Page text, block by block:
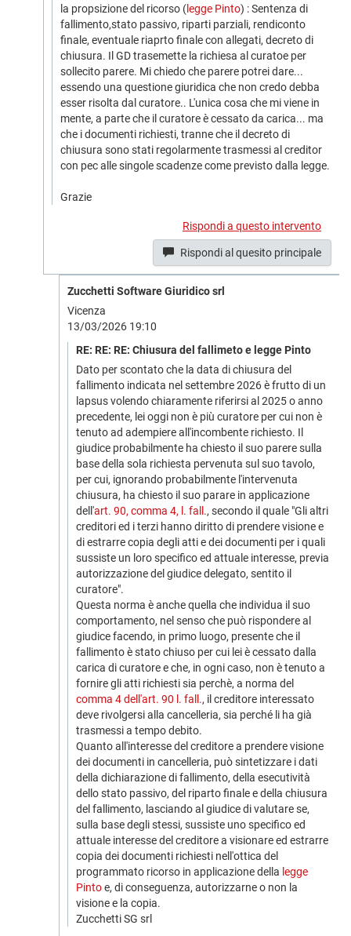
la propsizione del ricorso (legge Pinto) : Sentenza di
fallimento,stato passivo, riparti parziali, rendiconto
finale, eventuale riaprto finale con allegati, decreto di
chiusura. Il GD trasemette la richiesa al curatoe per
sollecito parere. Mi chiedo che parere potrei dare...
essendo una questione giuridica che non credo debba
esser risolta dal curatore.. L'unica cosa che mi viene in
mente, a parte che il curatore è cessato da carica... ma
che i documenti richiesti, tranne che il decreto di
chiusura sono stati regolarmente trasmessi al creditor
con pec alle singole scadenze come previsto dalla legge.
Grazie
Rispondi a questo intervento
Rispondi al quesito principale
Zucchetti Software Giuridico srl
Vicenza
13/03/2026 19:10
RE: RE: RE: Chiusura del fallimeto e legge Pinto
Dato per scontato che la data di chiusura del
fallimento indicata nel settembre 2026 è frutto di un
lapsus volendo chiaramente riferirsi al 2025 o anno
precedente, lei oggi non è più curatore per cui non è
tenuto ad adempiere all'incombente richiesto. Il
giudice probabilmente ha chiesto il suo parere sulla
base della sola richiesta pervenuta sul suo tavolo,
per cui, ignorando probabilmente l'intervenuta
chiusura, ha chiesto il suo parare in applicazione
dell'art. 90, comma 4, l. fall., secondo il quale "Gli altri
creditori ed i terzi hanno diritto di prendere visione e
di estrarre copia degli atti e dei documenti per i quali
sussiste un loro specifico ed attuale interesse, previa
autorizzazione del giudice delegato, sentito il
curatore".
Questa norma è anche quella che individua il suo
comportamento, nel senso che può rispondere al
giudice facendo, in primo luogo, presente che il
fallimento è stato chiuso per cui lei è cessato dalla
carica di curatore e che, in ogni caso, non è tenuto a
fornire gli atti richiesti sia perchè, a norma del
comma 4 dell'art. 90 l. fall., il creditore interessato
deve rivolgersi alla cancelleria, sia perché li ha già
trasmessi a tempo debito.
Quanto all'interesse del creditore a prendere visione
dei documenti in cancelleria, può sintetizzare i dati
della dichiarazione di fallimento, della esecutività
dello stato passivo, del riparto finale e della chiusura
del fallimento, lasciando al giudice di valutare se,
sulla base degli stessi, sussiste uno specifico ed
attuale interesse del creditore a visionare ed estrarre
copia dei documenti richiesti nell'ottica del
programmato ricorso in applicazione della legge
Pintoe, di conseguenza, autorizzarne o non la
visione e la copia.
Zucchetti SG srl